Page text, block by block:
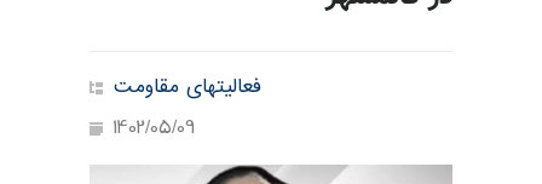
فعالیتهای مقاومت
1402/05/09